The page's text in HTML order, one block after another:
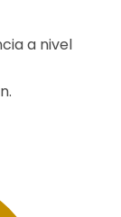
a nivel